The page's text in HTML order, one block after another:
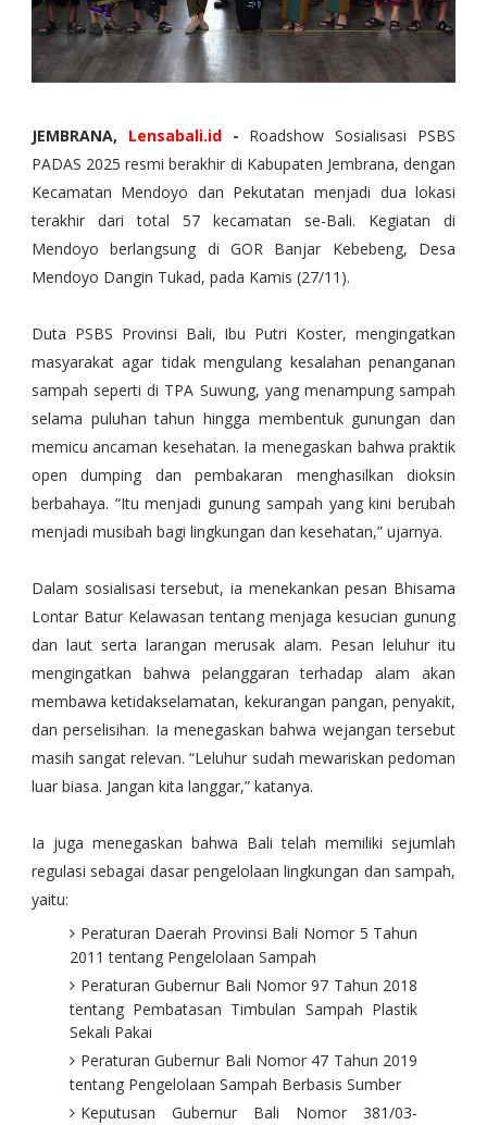
JEMBRANA, Lensabali.id- Roadshow Sosialisasi PSBS
PADAS 2025 resmi berakhir di Kabupaten Jembrana, dengan
Kecamatan Mendoyo dan Pekutatan menjadi dua lokasi
terakhir dari total 57 kecamatan se-Bali. Kegiatan di
Mendoyo berlangsung di GOR Banjar Kebebeng, Desa
Mendoyo Dangin Tukad, pada Kamis (27/11).
Duta PSBS Provinsi Bali, Ibu Putri Koster, mengingatkan
masyarakat agar tidak mengulang kesalahan penanganan
sampah seperti di TPA Suwung, yang menampung sampah
selama puluhan tahun hingga membentuk gunungan dan
memicu ancaman kesehatan. Ia menegaskan bahwa praktik
open dumping dan pembakaran menghasilkan dioksin
berbahaya. “Itu menjadi gunung sampah yang kini berubah
menjadi musibah bagi lingkungan dan kesehatan,” ujarnya.
Dalam sosialisasi tersebut, ia menekankan pesan Bhisama
Lontar Batur Kelawasan tentang menjaga kesucian gunung
dan laut serta larangan merusak alam. Pesan leluhur itu
mengingatkan bahwa pelanggaran terhadap alam akan
membawa ketidakselamatan, kekurangan pangan, penyakit,
dan perselisihan. Ia menegaskan bahwa wejangan tersebut
masih sangat relevan. “Leluhur sudah mewariskan pedoman
luar biasa. Jangan kita langgar,” katanya.
Ia juga menegaskan bahwa Bali telah memiliki sejumlah
regulasi sebagai dasar pengelolaan lingkungan dan sampah,
yaitu:
Peraturan Daerah Provinsi Bali Nomor 5 Tahun
2011 tentang Pengelolaan Sampah
Peraturan Gubernur Bali Nomor 97 Tahun 2018
tentang Pembatasan Timbulan Sampah Plastik
Sekali Pakai
Peraturan Gubernur Bali Nomor 47 Tahun 2019
tentang Pengelolaan Sampah Berbasis Sumber
Keputusan Gubernur Bali Nomor 381/03-